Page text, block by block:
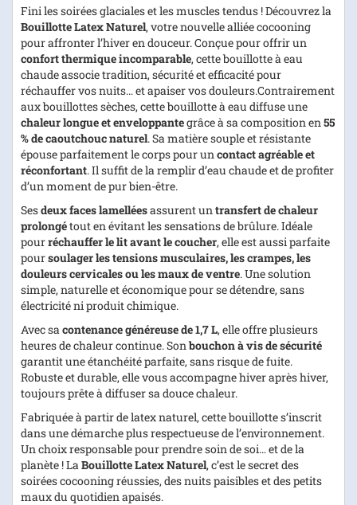
Fini les soirées glaciales et les muscles tendus ! Découvrez la
Bouillotte Latex Naturel, votre nouvelle alliée cocooning
pour affronter l’hiver en douceur. Conçue pour offrir un
confort thermique incomparable, cette bouillotte à eau
chaude associe tradition, sécurité et efficacité pour
réchauffer vos nuits… et apaiser vos douleurs.Contrairement
aux bouillottes sèches, cette bouillotte à eau diffuse une
chaleur longue et enveloppantegrâce à sa composition en55
% de caoutchouc naturel. Sa matière souple et résistante
épouse parfaitement le corps pour uncontact agréable et
réconfortant. Il suffit de la remplir d’eau chaude et de profiter
d’un moment de pur bien-être.
Sesdeux faces lamelléesassurent untransfert de chaleur
prolongétout en évitant les sensations de brûlure. Idéale
pourréchauffer le lit avant le coucher, elle est aussi parfaite
poursoulager les tensions musculaires, les crampes, les
douleurs cervicales ou les maux de ventre. Une solution
simple, naturelle et économique pour se détendre, sans
électricité ni produit chimique.
Avec sacontenance généreuse de 1,7 L, elle offre plusieurs
heures de chaleur continue. Sonbouchon à vis de sécurité
garantit une étanchéité parfaite, sans risque de fuite.
Robuste et durable, elle vous accompagne hiver après hiver,
toujours prête à diffuser sa douce chaleur.
Fabriquée à partir de latex naturel, cette bouillotte s’inscrit
dans une démarche plus respectueuse de l’environnement.
Un choix responsable pour prendre soin de soi… et de la
planète ! LaBouillotte Latex Naturel, c’est le secret des
soirées cocooning réussies, des nuits paisibles et des petits
maux du quotidien apaisés.